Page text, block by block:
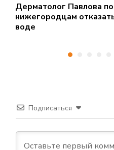
Дерматолог Павлова
нижегородцам
воде
Подписаться